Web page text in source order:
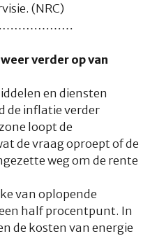
(NRC)
verder op van
en diensten
de inflatie verder
loopt de
de vraag oproept of de
weg om de rente
van oplopende
half procentpunt. In
de kosten van energie